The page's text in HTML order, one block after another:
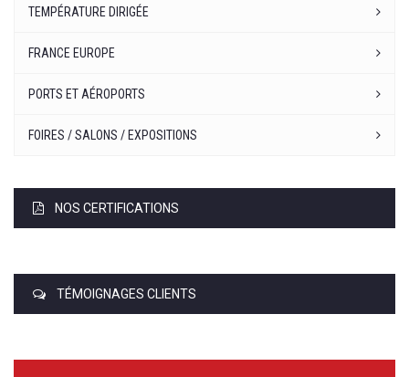
TEMPÉRATURE DIRIGÉE
FRANCE EUROPE
PORTS ET AÉROPORTS
FOIRES / SALONS / EXPOSITIONS
NOS CERTIFICATIONS
TÉMOIGNAGES CLIENTS